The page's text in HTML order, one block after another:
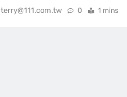
terry@111.com.tw 0 1 mins